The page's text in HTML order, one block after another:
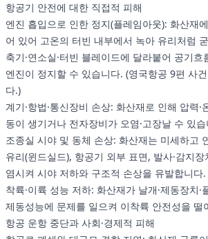
항공기 안전에 대한 직접적 피해
엔진 흡입으로 인한 정지(플레임아웃): 화산재
어 있어 고온의 터빈 내부에서 녹아 유리처럼
축기·연소실·터빈 블레이드에 달라붙어 공기
엔진이 정지할 수 있습니다. (영국항공 9편 사
다.)
계기·항법·통신장비 손상: 화산재로 인해 압력·
동이 생기거나 전자장비가 오염·고장날 수 있
조종실 시야 및 동체 손상: 화산재는 미세하고
유리(윈드실드), 항공기 외부 표면, 발사·감지
염시켜 시야 저하와 구조적 손상을 유발합니다.
착륙·이륙 성능 저하: 화산재가 날개·제동장치·
제동성능에 문제를 일으켜 이착륙 안전성을 떨
항공 운항 중단과 사회·경제적 피해